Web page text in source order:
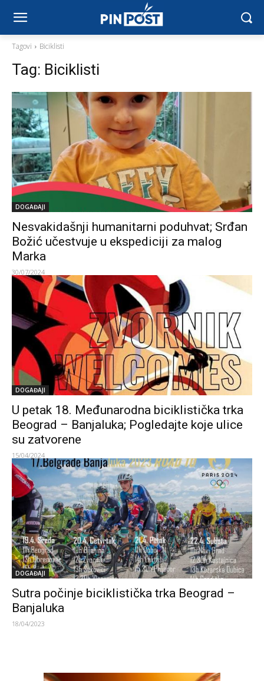
Tagovi Biciklisti
Tag: Biciklisti
DOGAĐAJI
Nesvakidašnji humanitarni poduhvat; Srđan
Božić učestvuje u ekspediciji za malog
Marka
30/07/2024
DOGAĐAJI
U petak 18. Međunarodna biciklistička trka
Beograd – Banjaluka; Pogledajte koje ulice
su zatvorene
15/04/2024
DOGAĐAJI
Sutra počinje biciklistička trka Beograd –
Banjaluka
18/04/2023